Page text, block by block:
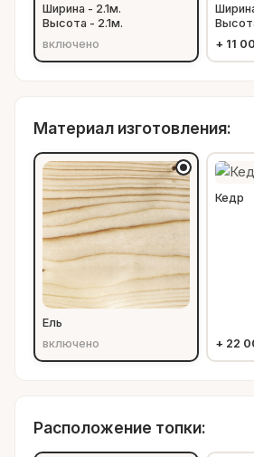
Ширина - 2.1м.
Высота - 2.1м.
включено
+ 11
Материал изготовления:
Ель
включено
Кедр
+ 22
Расположение топки: